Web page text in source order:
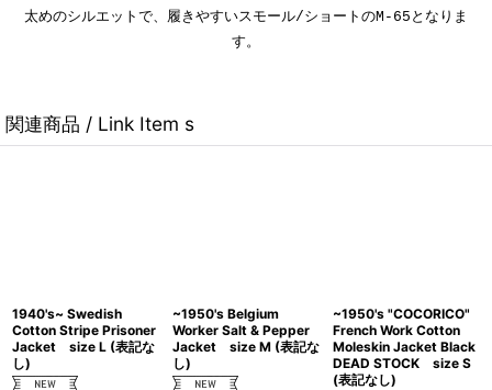
太めのシルエットで、履きやすいスモール/ショートのM-65となりま
す。
関連商品 / Link Item s
1940's~ Swedish
Cotton Stripe Prisoner
Jacket size L (表記な
し)
~1950's Belgium
Worker Salt & Pepper
Jacket size M (表記な
し)
~1950's "COCORICO"
French Work Cotton
Moleskin Jacket Black
DEAD STOCK size S
(表記なし)